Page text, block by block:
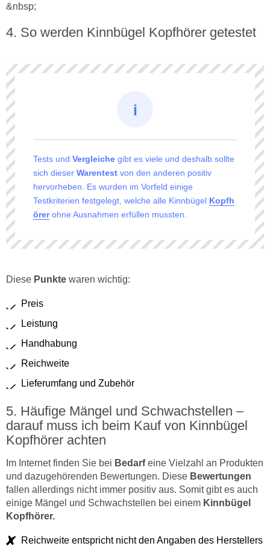
&nbsp;
So werden Kinnbügel Kopfhörer getestet
Tests und Vergleiche gibt es viele und deshalb sollte
sich dieser Warentest von den anderen positiv
hervorheben. Es wurden im Vorfeld einige
Testkriterien festgelegt, welche alle Kinnbügel Kopfh
örerohne Ausnahmen erfüllen mussten.
Diese Punkte waren wichtig:
Preis
Leistung
Handhabung
Reichweite
Lieferumfang und Zubehör
Häufige Mängel und Schwachstellen –
darauf muss ich beim Kauf von Kinnbügel
Kopfhörer achten
Im Internet finden Sie bei Bedarfeine Vielzahl an Produkten
und dazugehörenden Bewertungen. Diese Bewertungen
fallen allerdings nicht immer positiv aus. Somit gibt es auch
einige Mängel und Schwachstellen bei einem Kinnbügel
Kopfhörer.
Reichweite entspricht nicht den Angaben des Herstellers